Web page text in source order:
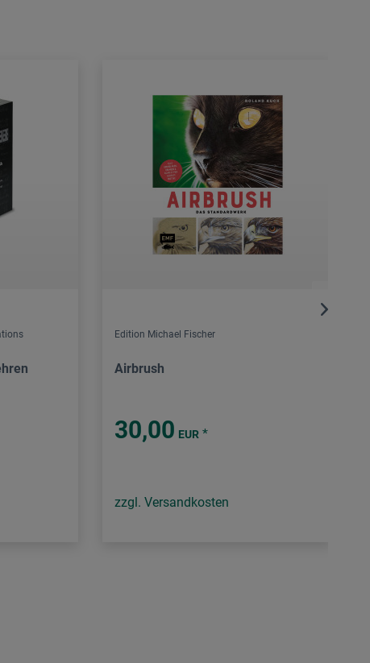
Edition Michael Fischer
Airbrush
30,00 EUR *
zzgl. Versandkosten